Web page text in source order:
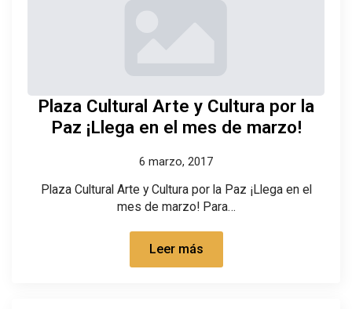
Plaza Cultural Arte y Cultura por la
Paz ¡Llega en el mes de marzo!
6 marzo, 2017
Plaza Cultural Arte y Cultura por la Paz ¡Llega en el
mes de marzo! Para…
Leer más